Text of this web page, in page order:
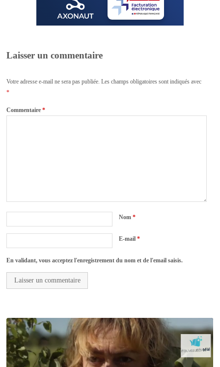
Laisser un commentaire
Votre adresse e-mail ne sera pas publiée. Les champs obligatoires sont indiqués avec
*
Commentaire*
Nom*
E-mail*
En validant, vous acceptez l'enregistrement du nom et de l'email saisis.